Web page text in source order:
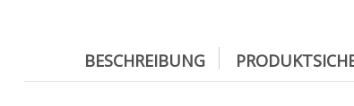
BESCHREIBUNG